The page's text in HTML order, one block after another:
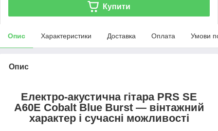
Купити
Опис Характеристики Доставка Оплата Умови
Опис
Електро-акустична гітара PRS SE
A60E Cobalt Blue Burst — вінтажний
характер і сучасні можливості